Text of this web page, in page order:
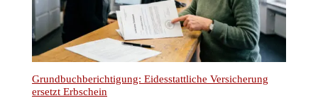
Grundbuchberichtigung: Eidesstattliche Versicherung
ersetzt Erbschein